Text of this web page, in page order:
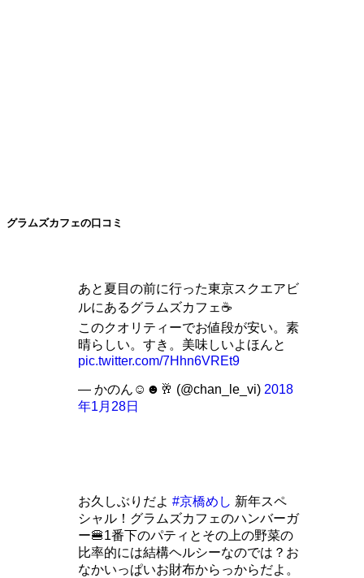
グラムズカフェの口コミ
あと夏目の前に行った東京スクエアビ
ルにあるグラムズカフェ☕
このクオリティーでお値段が安い。素
晴らしい。すき。美味しいよほんと
pic.twitter.com/7Hhn6VREt9
— かのん︎︎☺︎☻🥂 (@chan_le_vi) 2018
年1月28日
お久しぶりだよ #京橋めし 新年スペ
シャル！グラムズカフェのハンバーガ
ー🍔1番下のパティとその上の野菜の
比率的には結構ヘルシーなのでは？お
なかいっぱいお財布からっからだよ。